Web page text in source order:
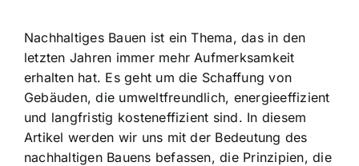
Nachhaltiges Bauen ist ein Thema, das in den
letzten Jahren immer mehr Aufmerksamkeit
erhalten hat. Es geht um die Schaffung von
Gebäuden, die umweltfreundlich, energieeffizient
und langfristig kosteneffizient sind. In diesem
Artikel werden wir uns mit der Bedeutung des
nachhaltigen Bauens befassen, die Prinzipien, die